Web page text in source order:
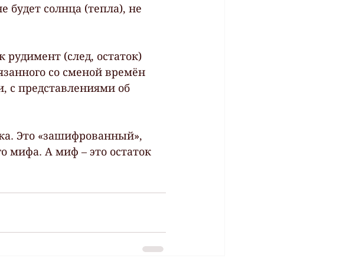
будет солнца (тепла), не
рудимент (след, остаток)
со сменой времён
с представлениями об
Это «зашифрованный»,
мифа. А миф – это остаток